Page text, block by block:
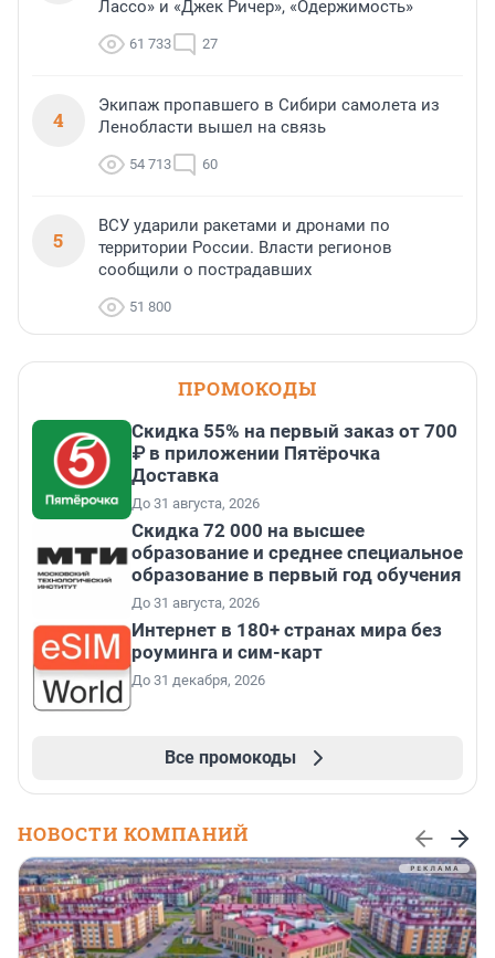
Лассо» и «Джек Ричер», «Одержимость»
61 733 27
4
Экипаж пропавшего в Сибири самолета из
Ленобласти вышел на связь
54 713 60
5
ВСУ ударили ракетами и дронами по
территории России. Власти регионов
сообщили о пострадавших
51 800
ПРОМОКОДЫ
Скидка 55% на первый заказ от 700
₽ в приложении Пятёрочка
Доставка
До 31 августа, 2026
Скидка 72 000 на высшее
образование и среднее специальное
образование в первый год обучения
До 31 августа, 2026
Интернет в 180+ странах мира без
роуминга и сим-карт
До 31 декабря, 2026
Все промокоды
НОВОСТИ КОМПАНИЙ